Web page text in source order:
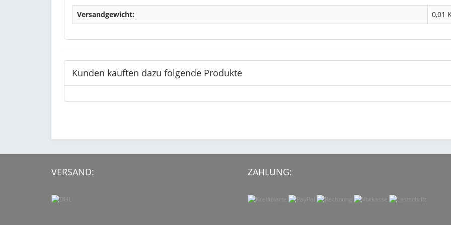
Versandgewicht: 0,01
Kunden kauften dazu folgende Produkte
VERSAND: ZAHLUNG: